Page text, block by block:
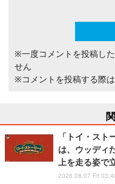
※一度コメントを投稿し
せん
※コメントを投稿する際は
「トイ・ス
は、ウッディ
上を走る姿で
2026.08.07 Fri